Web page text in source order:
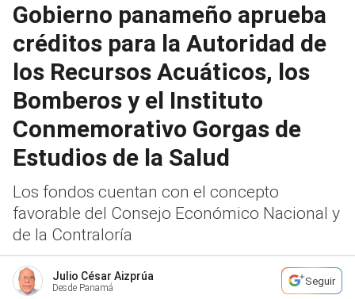
Gobierno panameño aprueba
créditos para la Autoridad de
los Recursos Acuáticos, los
Bomberos y el Instituto
Conmemorativo Gorgas de
Estudios de la Salud
Los fondos cuentan con el concepto
favorable del Consejo Económico Nacional y
de la Contraloría
Julio César Aizprúa
Desde Panamá
Seguir